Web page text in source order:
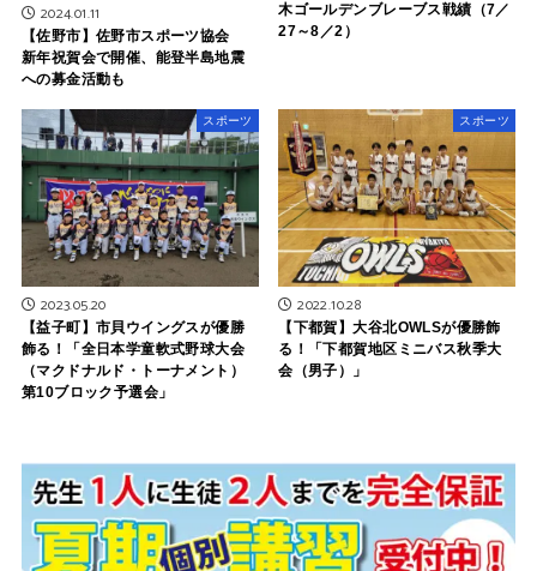
2024.01.11
【佐野市】佐野市スポーツ協会
新年祝賀会で開催、能登半島地震
への募金活動も
木ゴールデンブレーブス戦績（7／
27～8／2）
スポーツ
2023.05.20
【益子町】市貝ウイングスが優勝
飾る！「全日本学童軟式野球大会
（マクドナルド・トーナメント）
第10ブロック予選会」
スポーツ
2022.10.28
【下都賀】大谷北OWLSが優勝飾
る！「下都賀地区ミニバス秋季大
会（男子）」